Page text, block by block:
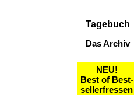
Tagebuch
Das Archiv
NEU!
Best of Best-
sellerfressen